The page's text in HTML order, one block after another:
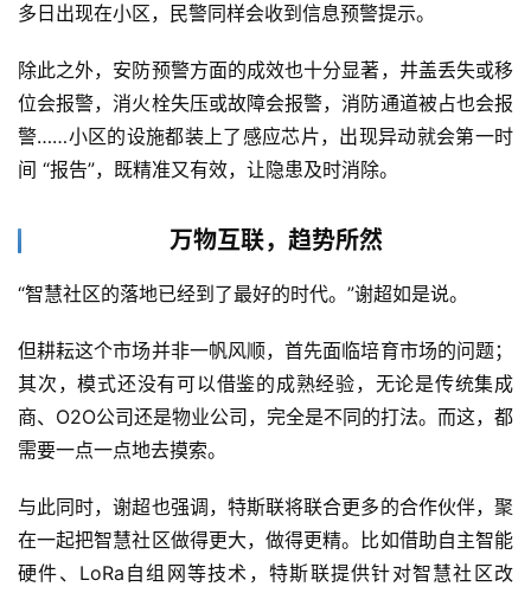
多日出现在小区，民警同样会收到信息预警提示。
除此之外，安防预警方面的成效也十分显著，井盖丢失或移
位会报警，消火栓失压或故障会报警，消防通道被占也会报
警……小区的设施都装上了感应芯片，出现异动就会第一时
间 “报告”，既精准又有效，让隐患及时消除。
万物互联，趋势所然
“智慧社区的落地已经到了最好的时代。”谢超如是说。
但耕耘这个市场并非一帆风顺，首先面临培育市场的问题；
其次，模式还没有可以借鉴的成熟经验，无论是传统集成
商、O2O公司还是物业公司，完全是不同的打法。而这，都
需要一点一点地去摸索。
与此同时，谢超也强调，特斯联将联合更多的合作伙伴，聚
在一起把智慧社区做得更大，做得更精。比如借助自主智能
硬件、LoRa自组网等技术，特斯联提供针对智慧社区改